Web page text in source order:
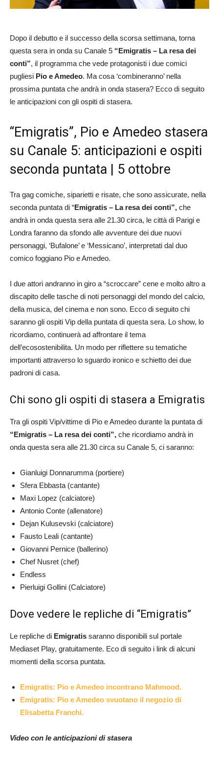
Dopo il debutto e il successo della scorsa settimana, torna
questa sera in onda su Canale 5 “Emigratis – La resa dei
conti”, il programma che vede protagonisti i due comici
pugliesi Pio e Amedeo. Ma cosa ‘combineranno’ nella
prossima puntata che andrà in onda stasera? Ecco di seguito
le anticipazioni con gli ospiti di stasera.
“Emigratis”, Pio e Amedeo stasera
su Canale 5: anticipazioni e ospiti
seconda puntata | 5 ottobre
Tra gag comiche, siparietti e risate, che sono assicurate, nella
seconda puntata di “Emigratis – La resa dei conti”, che
andrà in onda questa sera alle 21.30 circa, le città di Parigi e
Londra faranno da sfondo alle avventure dei due nuovi
personaggi, ‘Bufalone’ e ‘Messicano’, interpretati dal duo
comico foggiano Pio e Amedeo.
I due attori andranno in giro a “scroccare” cene e molto altro a
discapito delle tasche di noti personaggi del mondo del calcio,
della musica, del cinema e non sono. Ecco di seguito chi
saranno gli ospiti Vip della puntata di questa sera. Lo show, lo
ricordiamo, continuerà ad affrontare il tema
dell’ecosostenibilitа. Un modo per riflettere su tematiche
importanti attraverso lo sguardo ironico e schietto dei due
padroni di casa.
Chi sono gli ospiti di stasera a Emigratis
Tra gli ospiti Vip/vittime di Pio e Amedeo durante la puntata di
“Emigratis – La resa dei conti”, che ricordiamo andrà in
onda questa sera alle 21.30 circa su Canale 5, ci saranno:
Gianluigi Donnarumma (portiere)
Sfera Ebbasta (cantante)
Maxi Lopez (calciatore)
Antonio Conte (allenatore)
Dejan Kulusevski (calciatore)
Fausto Leali (cantante)
Giovanni Pernice (ballerino)
Chef Nusret (chef)
Endless
Pierluigi Gollini (Calciatore)
Dove vedere le repliche di “Emigratis”
Le repliche di Emigratis saranno disponibili sul portale
Mediaset Play, gratuitamente. Eco di seguito i link di alcuni
momenti della scorsa puntata.
Emigratis: Pio e Amedeo incontrano Mahmood.
Emigratis: Pio e Amedeo svuotano il negozio di
Elisabetta Franchi.
Video con le anticipazioni di stasera